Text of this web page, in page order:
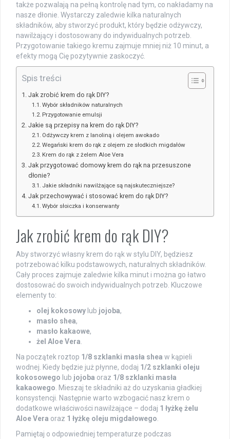
także pozwalają na pełną kontrolę nad tym, co nakładamy na
nasze dłonie. Wystarczy zaledwie kilka naturalnych
składników, aby stworzyć produkt, który będzie odżywczy,
nawilżający i dostosowany do indywidualnych potrzeb.
Przygotowanie takiego kremu zajmuje mniej niż 10 minut, a
efekty mogą Cię pozytywnie zaskoczyć.
Spis treści
Jak zrobić krem do rąk DIY?
Wybór składników naturalnych
Przygotowanie emulsji
Jakie są przepisy na krem do rąk DIY?
Odżywczy krem z lanoliną i olejem awokado
Wegański krem do rąk z olejem ze słodkich migdałów
Krem do rąk z żelem Aloe Vera
Jak przygotować domowy krem do rąk na przesuszone
dłonie?
Jakie składniki nawilżające są najskuteczniejsze?
Jak przechowywać i stosować krem do rąk DIY?
Wybór słoiczka i konserwanty
Jak zrobić krem do rąk DIY?
Aby stworzyć własny krem do rąk w stylu DIY, będziesz
potrzebować kilku podstawowych, naturalnych składników.
Cały proces zajmuje zaledwie kilka minut i można go łatwo
dostosować do swoich indywidualnych potrzeb. Kluczowe
elementy to:
olej kokosowy lub jojoba,
masło shea,
masło kakaowe,
żel Aloe Vera
Na początek roztop 1/8 szklanki masła shea w kąpieli
wodnej. Kiedy będzie już płynne, dodaj 1/2 szklanki oleju
kokosowego lub jojoba oraz 1/8 szklanki masła
kakaowego . Mieszaj te składniki aż do uzyskania gładkiej
konsystencji. Następnie warto wzbogacić nasz krem o
dodatkowe właściwości nawilżające – dodaj 1 łyżkę żelu
Aloe Vera oraz 1 łyżkę oleju migdałowego
Pamiętaj o odpowiedniej temperaturze podczas